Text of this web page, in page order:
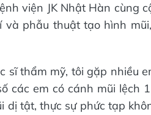
viện JK Nhật Hàn cùng
và phẫu thuật tạo hình
sĩ thẩm mỹ, tôi gặp nhiều
các em có cánh mũi lệch
dị tật, thực sự phức tạp